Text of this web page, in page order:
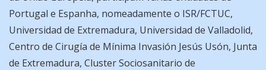
Portugal e Espanha, nomeadamente o ISR/FCTUC,
Universidad de Extremadura, Universidad de Valladolid,
Centro de Cirugía de Mínima Invasión Jesús Usón, Junta
de Extremadura, Cluster Sociosanitario de